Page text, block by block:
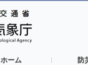
ホーム 防